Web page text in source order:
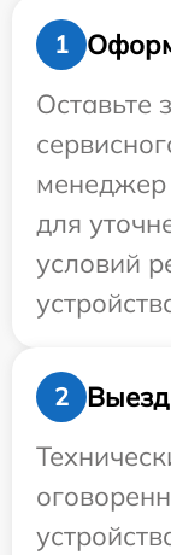
1
Оставьте
менеджер
для
условий
2